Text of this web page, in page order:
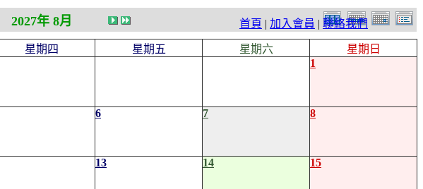
首頁 | 加入會員 | 聯絡我們
2027年 8月
星期四 星期五 星期六
星期日
1
6 7 8
13 14 15